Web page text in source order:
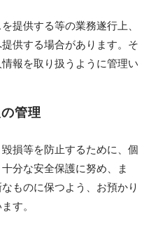
提供する等の業務遂行上、
供する場合があります。そ
報を取り扱うように管理い
管理
損等を防止するために、個
分な安全保護に努め、ま
ものに保つよう、お預かり
す。